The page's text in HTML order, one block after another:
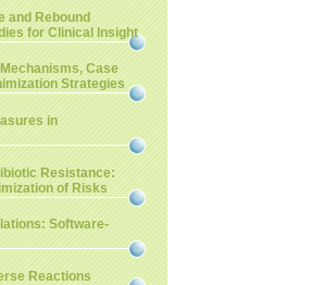
and Rebound
for Clinical Insight
Case
Strategies
in
Resistance:
of Risks
Software-
Reactions